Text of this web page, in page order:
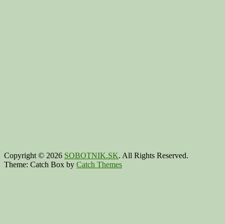
Copyright © 2026 SOBOTNIK.SK. All Rights Reserved.
Theme: Catch Box by Catch Themes